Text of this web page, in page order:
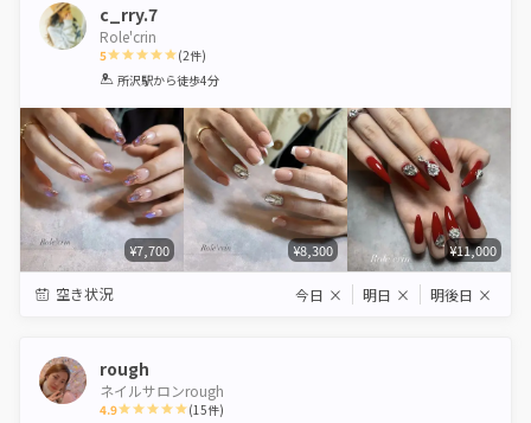
c_rry.7
Role'crin
5
1 2 3 4 5
(2件)
所沢駅から徒歩4分
¥7,700 ¥8,300 ¥11,000
空き状況 今日 × 明日 × 明後日 ×
rough
ネイルサロンrough
4.9 (15件)